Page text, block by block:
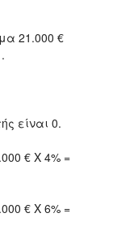
21.000 €
είναι 0.
€ Χ 4% =
€ Χ 6% =